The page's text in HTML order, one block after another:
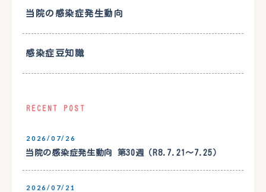
当院の感染症発生動向
感染症豆知識
RECENT POST
2026/07/26
当院の感染症発生動向 第30週（R8.7.21〜7.25）
2026/07/21